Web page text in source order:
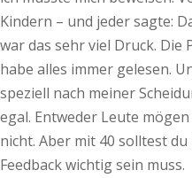
Kindern – und jeder sagte:
war das sehr viel Druck. Die
habe alles immer gelesen.
speziell nach meiner
egal. Entweder Leute
nicht. Aber mit 40 solltest
Feedback wichtig sein muss.